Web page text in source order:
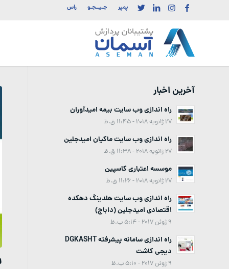
پمپر جـیــجـو راس
آخرین اخبار
راه اندازی وب سایت بیمه امیدآوران
27 ژانویه 2018 - 11:45 ق.ظ
راه اندازی وب سایت ماکیان امیدجلین
27 ژانویه 2018 - 11:38 ق.ظ
موسسه اعتباری کاسپین
27 ژانویه 2018 - 11:26 ق.ظ
راه اندازی وب سایت هلدینگ دهکده
اقتصادی امیدجلین (داباج)
9 ژوئن 2017 - 5:14 ب.ظ
راه اندازی سامانه پیشرفته DGKASHT
دیجی کاشت
9 ژوئن 2017 - 5:10 ب.ظ